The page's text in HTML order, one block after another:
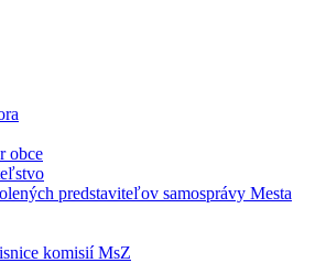
obce
predstaviteľov samosprávy Mesta
komisií MsZ